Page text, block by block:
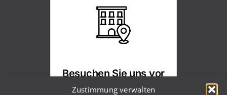
Zustimmung verwalten
Besuchen Sie uns vor
Ort